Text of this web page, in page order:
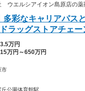
ウエルシアイオン島原店の薬
多彩なキャリアパス
ラッグストアチェ
万円
万円～650万円
市
公園体育館駅